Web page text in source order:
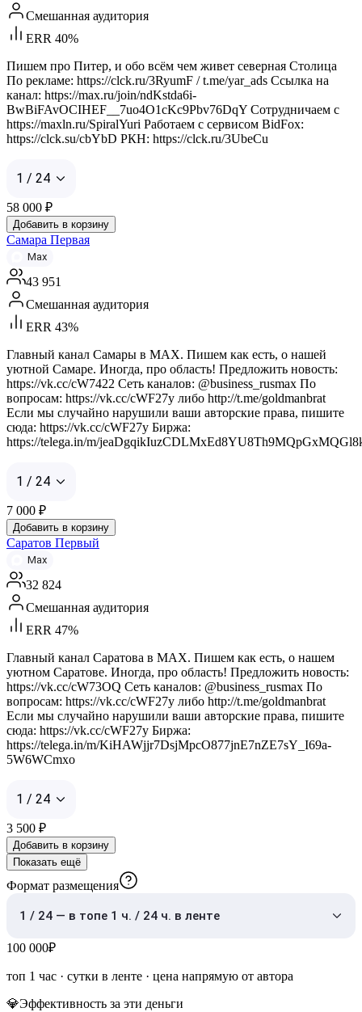
Смешанная аудитория
ERR 40%
Пишем про Питер, и обо всём чем живет северная Столица
По рекламе: https://clck.ru/3RyumF / t.me/yar_ads Ссылка на
канал: https://max.ru/join/ndKstda6i-
BwBiFAvOCIHEF__7uo4O1cKc9Pbv76DqY Сотрудничаем с
https://maxln.ru/SpiralYuri Работаем с сервисом BidFox:
https://clck.su/cbYbD РКН: https://clck.ru/3UbeCu
1 / 24
58 000 ₽
Добавить в корзину
Самара Первая
Max
43 951
Смешанная аудитория
ERR 43%
Главный канал Самары в MAX. Пишем как есть, о нашей
уютной Самаре. Иногда, про область! Предложить новость:
https://vk.cc/cW7422 Сеть каналов: @business_rusmax По
вопросам: https://vk.cc/cWF27y либо http://t.me/goldmanbrat
Если мы случайно нарушили ваши авторские права, пишите
сюда: https://vk.cc/cWF27y Биржа:
https://telega.in/m/
1 / 24
7 000 ₽
Добавить в корзину
Саратов Первый
Max
32 824
Смешанная аудитория
ERR 47%
Главный канал Саратова в MAX. Пишем как есть, о нашем
уютном Саратове. Иногда, про область! Предложить новость:
https://vk.cc/cW73OQ Сеть каналов: @business_rusmax По
вопросам: https://vk.cc/cWF27y либо http://t.me/goldmanbrat
Если мы случайно нарушили ваши авторские права, пишите
сюда: https://vk.cc/cWF27y Биржа:
https://telega.in/m/KiHAWjjr7DsjMpcO877jnE7nZE7sY_I69a-
5W6WCmxo
1 / 24
3 500 ₽
Добавить в корзину
Показать ещё
Формат размещения
1 / 24 — в топе 1 ч. / 24 ч. в ленте
100 000₽
топ 1 час · сутки в ленте · цена напрямую от автора
💎Эффективность за эти деньги